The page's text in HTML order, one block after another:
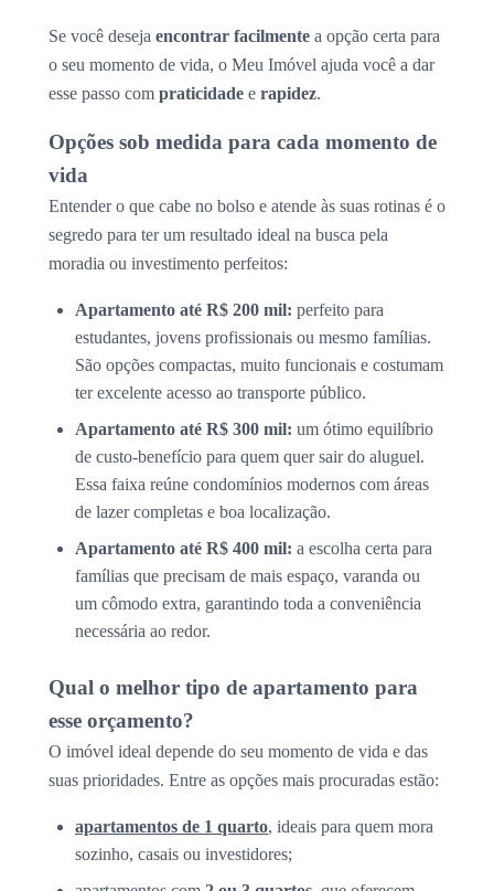
Se você deseja encontrar facilmente a opção certa para
o seu momento de vida, o Meu Imóvel ajuda você a dar
esse passo com praticidade e rapidez.
Opções sob medida para cada momento de
vida
Entender o que cabe no bolso e atende às suas rotinas é o
segredo para ter um resultado ideal na busca pela
moradia ou investimento perfeitos:
Apartamento até R$ 200 mil: perfeito para
estudantes, jovens profissionais ou mesmo famílias.
São opções compactas, muito funcionais e costumam
ter excelente acesso ao transporte público.
Apartamento até R$ 300 mil: um ótimo equilíbrio
de custo-benefício para quem quer sair do aluguel.
Essa faixa reúne condomínios modernos com áreas
de lazer completas e boa localização.
Apartamento até R$ 400 mil: a escolha certa para
famílias que precisam de mais espaço, varanda ou
um cômodo extra, garantindo toda a conveniência
necessária ao redor.
Qual o melhor tipo de apartamento para
esse orçamento?
O imóvel ideal depende do seu momento de vida e das
suas prioridades. Entre as opções mais procuradas estão:
apartamentos de 1 quarto, ideais para quem mora
sozinho, casais ou investidores;